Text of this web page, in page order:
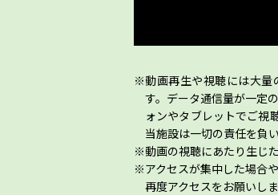
動画再生や視聴には大
す。データ通信量が一定
ォンやタブレットでご視
当施設は一切の責任を負
動画の視聴にあたり生じ
アクセスが集中した場合
再度アクセスをお願いしま